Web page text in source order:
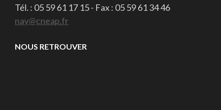
Tél. : 05 59 61 17 15 - Fax : 05 59 61 34 46
nay@cneap.fr
NOUS RETROUVER